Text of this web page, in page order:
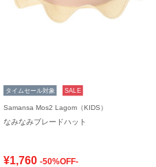
タイムセール対象 SALE
Samansa Mos2 Lagom（KIDS）
なみなみブレードハット
¥1,760 -50%OFF-